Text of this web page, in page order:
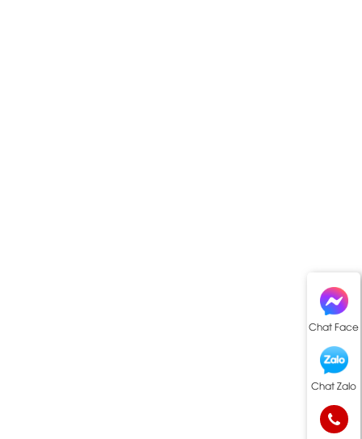
Chat Face
Chat Zalo